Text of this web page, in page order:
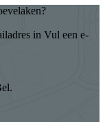
in Vul een e-